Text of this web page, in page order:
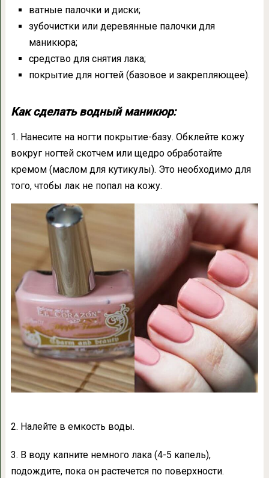
ватные палочки и диски;
зубочистки или деревянные палочки для
маникюра;
средство для снятия лака;
покрытие для ногтей (базовое и закрепляющее).
Как сделать водный маникюр:
1. Нанесите на ногти покрытие-базу. Обклейте кожу
вокруг ногтей скотчем или щедро обработайте
кремом (маслом для кутикулы). Это необходимо для
того, чтобы лак не попал на кожу.
2. Налейте в емкость воды.
3. В воду капните немного лака (4-5 капель),
подождите, пока он растечется по поверхности.